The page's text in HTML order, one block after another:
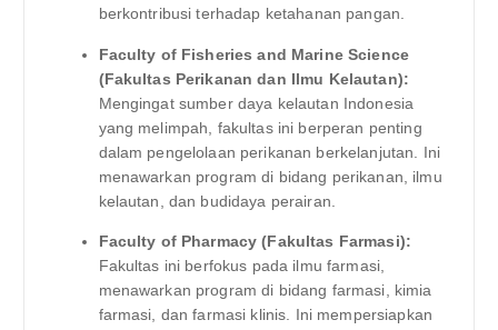
berkontribusi terhadap ketahanan pangan.
Faculty of Fisheries and Marine Science
(Fakultas Perikanan dan Ilmu Kelautan):
Mengingat sumber daya kelautan Indonesia
yang melimpah, fakultas ini berperan penting
dalam pengelolaan perikanan berkelanjutan. Ini
menawarkan program di bidang perikanan, ilmu
kelautan, dan budidaya perairan.
Faculty of Pharmacy (Fakultas Farmasi):
Fakultas ini berfokus pada ilmu farmasi,
menawarkan program di bidang farmasi, kimia
farmasi, dan farmasi klinis. Ini mempersiapkan